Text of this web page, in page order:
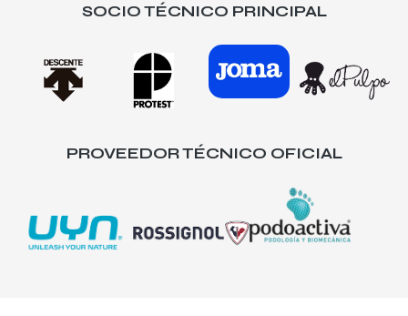
SOCIO TÉCNICO PRINCIPAL
PROVEEDOR TÉCNICO OFICIAL